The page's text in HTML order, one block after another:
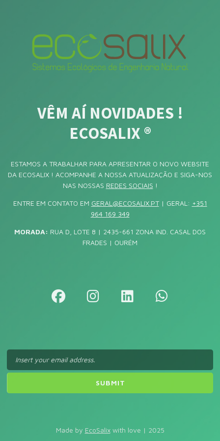
VÊM AÍ NOVIDADES !
ECOSALIX ®
ESTAMOS A TRABALHAR PARA APRESENTAR O NOVO WEBSITE
DA ECOSALIX ! ACOMPANHE A NOSSA ATUALIZAÇÃO E SIGA-NOS
NAS NOSSAS REDES SOCIAIS !
ENTRE EM CONTATO EM GERAL@ECOSALIX.PT| GERAL: +351
964 169 349
MORADA: RUA D, LOTE 8 | 2435-661 ZONA IND. CASAL DOS
FRADES | OURÉM
Made by EcoSalixwith love | 2025